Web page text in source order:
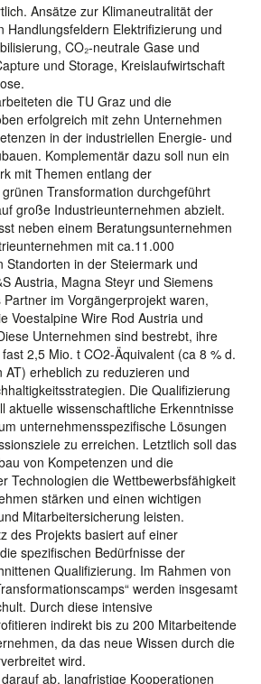
Ansätze zur Klimaneutralität der
Handlungsfeldern Elektrifizierung und
CO₂-neutrale Gase und
und Storage, Kreislaufwirtschaft
die TU Graz und die
erfolgreich mit zehn Unternehmen
in der industriellen Energie- und
Komplementär dazu soll nun ein
mit Themen entlang der
Transformation durchgeführt
große Industrieunternehmen abzielt.
neben einem Beratungsunternehmen
mit ca.11.000
Standorten in der Steiermark und
Austria, Magna Steyr und Siemens
im Vorgängerprojekt waren,
Voestalpine Wire Rod Austria und
Unternehmen sind bestrebt, ihre
2,5 Mio. t CO2-Äquivalent (ca 8 % d.
AT) erheblich zu reduzieren und
Die Qualifizierung
aktuelle wissenschaftliche Erkenntnisse
unternehmensspezifische Lösungen
zu erreichen. Letztlich soll das
von Kompetenzen und die
Technologien die Wettbewerbsfähigkeit
stärken und einen wichtigen
Mitarbeitersicherung leisten.
des Projekts basiert auf einer
spezifischen Bedürfnisse der
Qualifizierung. Im Rahmen von
werden insgesamt
Durch diese intensive
indirekt bis zu 200 Mitarbeitende
da das neue Wissen durch die
wird.
ab, langfristige Kooperationen